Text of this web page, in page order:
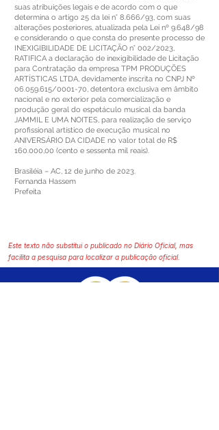
suas atribuições legais e de acordo com o que
determina o artigo 25 da lei n° 8.666/93, com suas
alterações posteriores, atualizada pela Lei nº 9.648/98
e considerando o que consta do presente processo de
INEXIGIBILIDADE DE LICITAÇÃO n° 002/2023,
RATIFICA a declaração de inexigibilidade de Licitação
para Contratação da empresa TPM PRODUÇÕES
ARTÍSTICAS LTDA, devidamente inscrita no CNPJ Nº
06.059.615/0001-70, detentora exclusiva em âmbito
nacional e no exterior pela comercialização e
produção geral do espetáculo musical da banda
JAMMIL E UMA NOITES, para realização de serviço
profissional artístico de execução musical no
ANIVERSÁRIO DA CIDADE no valor total de R$
160.000,00 (cento e sessenta mil reais).
Brasiléia – AC, 12 de junho de 2023.
Fernanda Hassem
Prefeita
Este texto não substitui o publicado no Diário Oficial, mas
facilita a pesquisa para localizar a publicação oficial.